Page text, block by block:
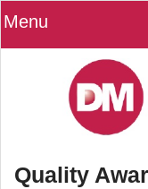
Menu
Quality